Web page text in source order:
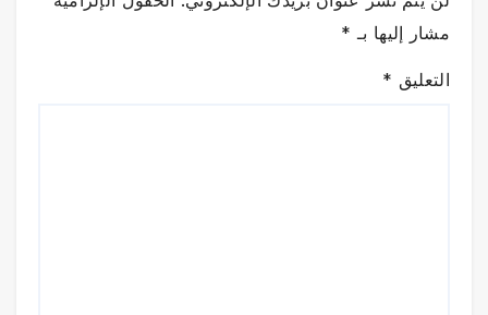
مشار إليها بـ *
التعليق *